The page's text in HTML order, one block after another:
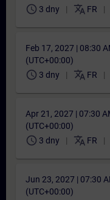
schedule 3 dny translate FR
Feb 17, 2027 | 08:30
(UTC+00:00)
schedule 3 dny translate FR
Apr 21, 2027 | 07:30
(UTC+00:00)
schedule 3 dny translate FR
Jun 23, 2027 | 07:30
(UTC+00:00)